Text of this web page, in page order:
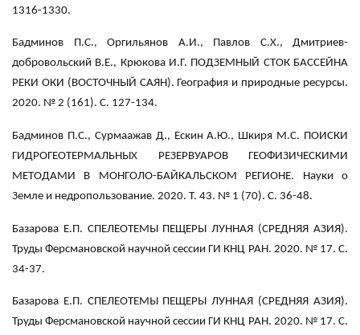
1316-1330.
Бадминов П.С., Оргильянов А.И., Павлов С.Х., Дмитриев-
добровольский В.Е., Крюкова И.Г. ПОДЗЕМНЫЙ СТОК БАССЕЙНА
РЕКИ ОКИ (ВОСТОЧНЫЙ САЯН). География и природные ресурсы.
2020. № 2 (161). С. 127-134.
Бадминов П.С., Сурмаажав Д., Ескин А.Ю., Шкиря М.С. ПОИСКИ
ГИДРОГЕОТЕРМАЛЬНЫХ РЕЗЕРВУАРОВ ГЕОФИЗИЧЕСКИМИ
МЕТОДАМИ В МОНГОЛО-БАЙКАЛЬСКОМ РЕГИОНЕ. Науки о
Земле и недропользование. 2020. Т. 43. № 1 (70). С. 36-48.
Базарова Е.П. СПЕЛЕОТЕМЫ ПЕЩЕРЫ ЛУННАЯ (СРЕДНЯЯ АЗИЯ).
Труды Ферсмановской научной сессии ГИ КНЦ РАН. 2020. № 17. С.
34-37.
Базарова Е.П. СПЕЛЕОТЕМЫ ПЕЩЕРЫ ЛУННАЯ (СРЕДНЯЯ АЗИЯ).
Труды Ферсмановской научной сессии ГИ КНЦ РАН. 2020. № 17. С.